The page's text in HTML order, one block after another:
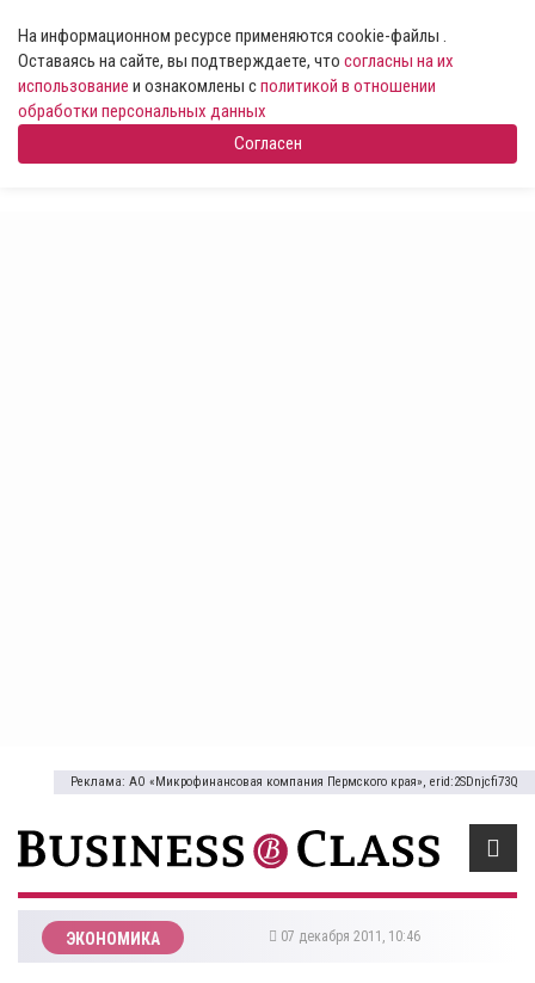
На информационном ресурсе применяются cookie-файлы .
Оставаясь на сайте, вы подтверждаете, что согласны на их
использование и ознакомлены сполитикой в отношении
обработки персональных данных
Согласен
Реклама: АО «Микрофинансовая компания Пермского края», erid:2SDnjcfi73Q
ЭКОНОМИКА 07 декабря 2011, 10:46